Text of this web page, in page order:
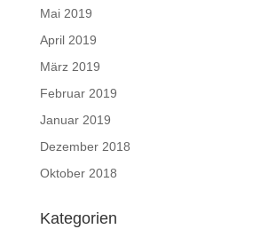
Mai 2019
April 2019
März 2019
Februar 2019
Januar 2019
Dezember 2018
Oktober 2018
Kategorien